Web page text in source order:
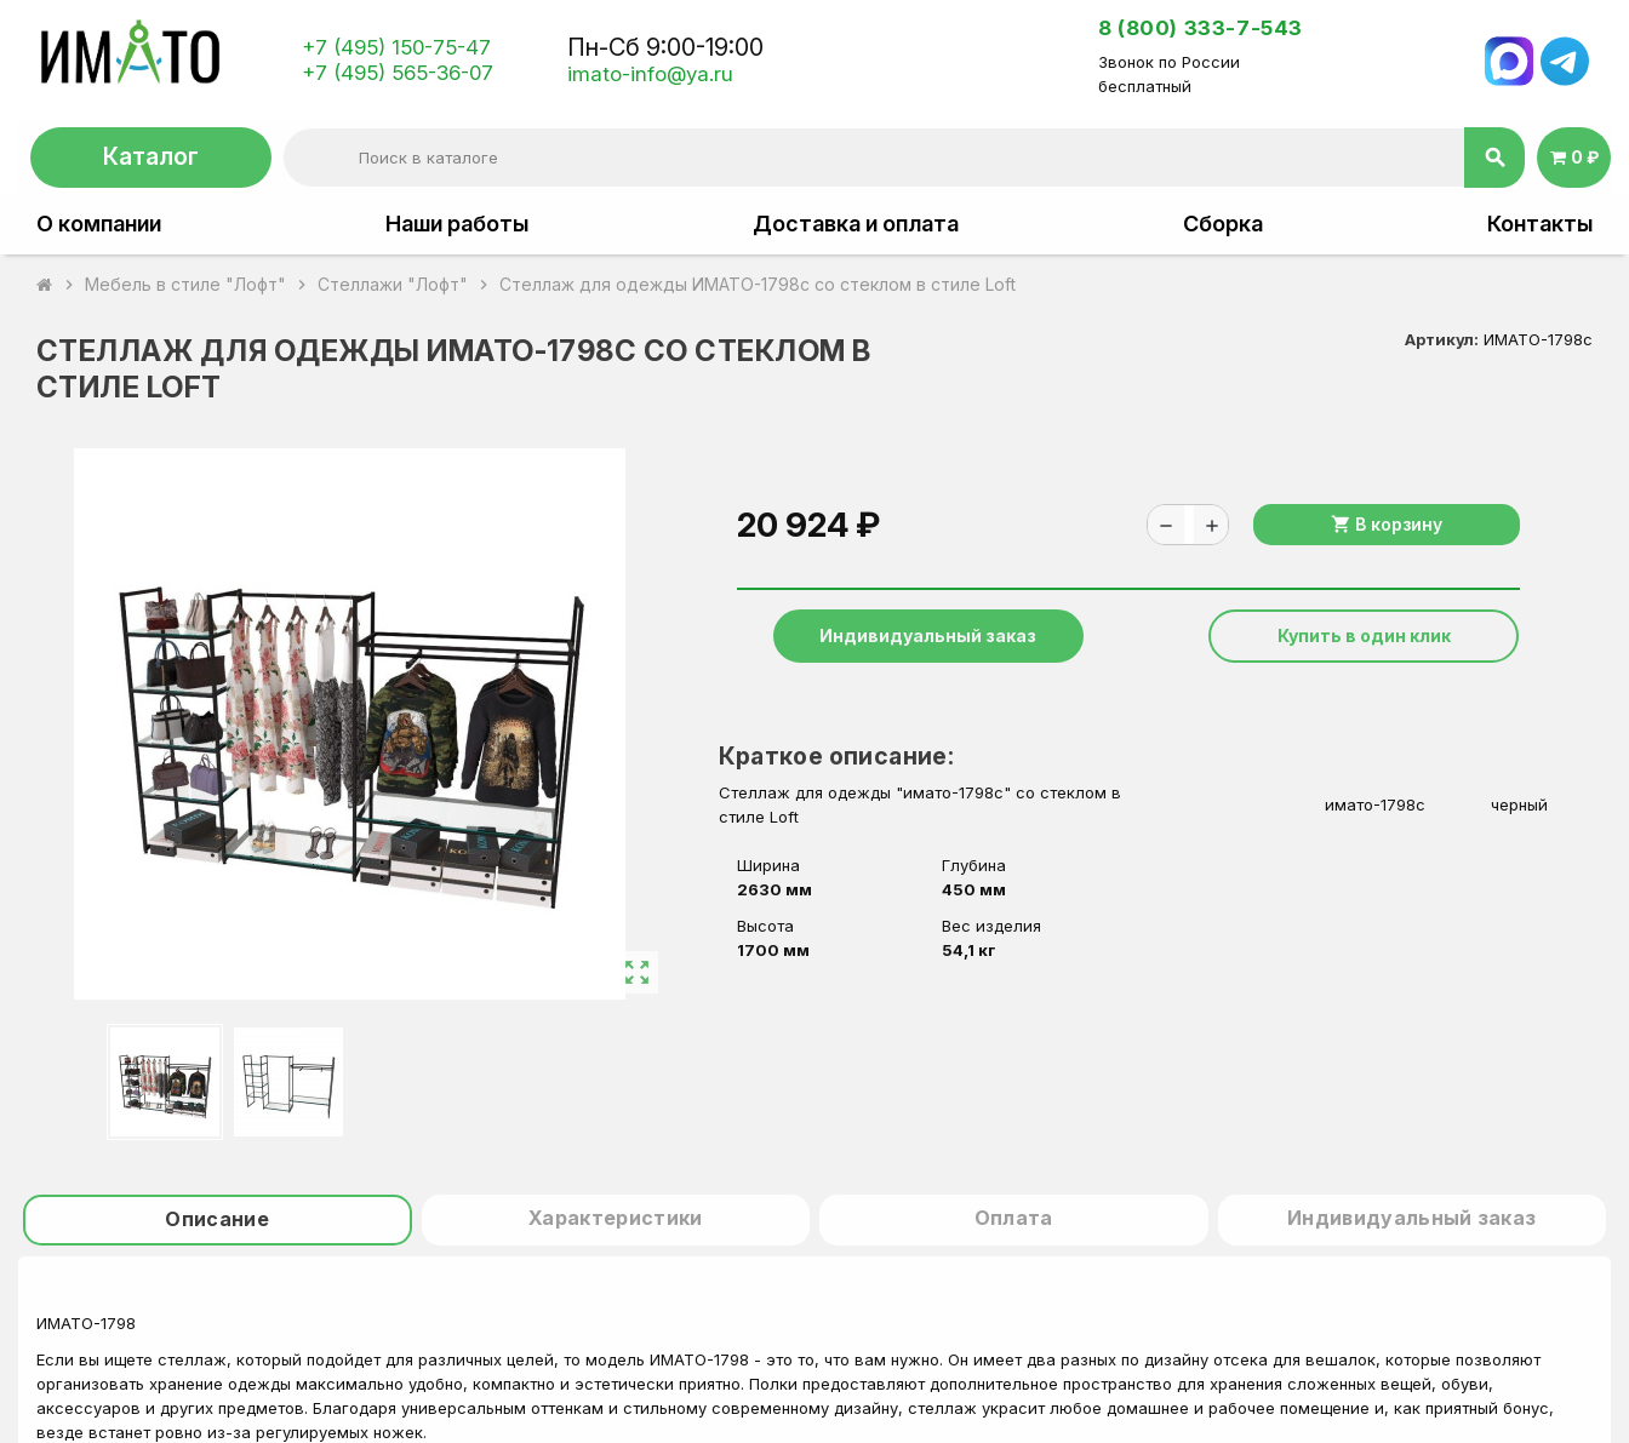
+7 (495) 150-75-47
+7 (495) 565-36-07
Пн-Сб 9:00-19:00
imato-info@ya.ru
8 (800) 333-7-543
Звонок по России
бесплатный
Каталог search 0 ₽
О компании Наши работы Доставка и оплата Сборка Контакты
chevron_right Мебель в стиле "Лофт" chevron_right Стеллажи "Лофт" chevron_right Стеллаж для одежды ИМАТО-1798с со стеклом в стиле Loft
СТЕЛЛАЖ ДЛЯ ОДЕЖДЫ ИМАТО-1798С СО СТЕКЛОМ В
СТИЛЕ LOFT
Артикул: ИМАТО-1798с
zoom_out_map
20 924 ₽ remove add shopping_cart В корзину
Индивидуальный заказ Купить в один клик
Краткое описание:
Стеллаж для одежды "имато-1798с" со стеклом в
стиле Loft
имато-1798с черный
Ширина
2630 мм
Глубина
450 мм
Высота
1700 мм
Вес изделия
54,1 кг
Описание Характеристики Оплата Индивидуальный заказ
ИМАТО-1798
Если вы ищете стеллаж, который подойдет для различных целей, то модель ИМАТО-1798 - это то, что вам нужно. Он имеет два разных по дизайну отсека для вешалок, которые позволяют
организовать хранение одежды максимально удобно, компактно и эстетически приятно. Полки предоставляют дополнительное пространство для хранения сложенных вещей, обуви,
аксессуаров и других предметов. Благодаря универсальным оттенкам и стильному современному дизайну, стеллаж украсит любое домашнее и рабочее помещение и, как приятный бонус,
везде встанет ровно из-за регулируемых ножек.